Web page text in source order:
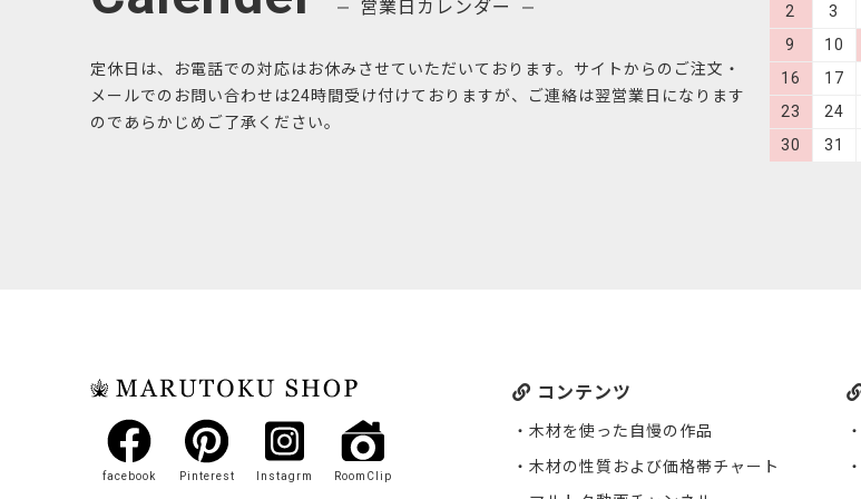
営業日カレンダー
定休日は、お電話での対応はお休みさせていただいております。サイトからのご注文・
メールでのお問い合わせは24時間受け付けておりますが、ご連絡は翌営業日になります
のであらかじめご了承ください。
2
3
9
10
16
17
23
24
30
31
facebook Pinterest Instagrm RoomClip
コンテンツ
木材を使った自慢の作品
木材の性質および価格帯チャート